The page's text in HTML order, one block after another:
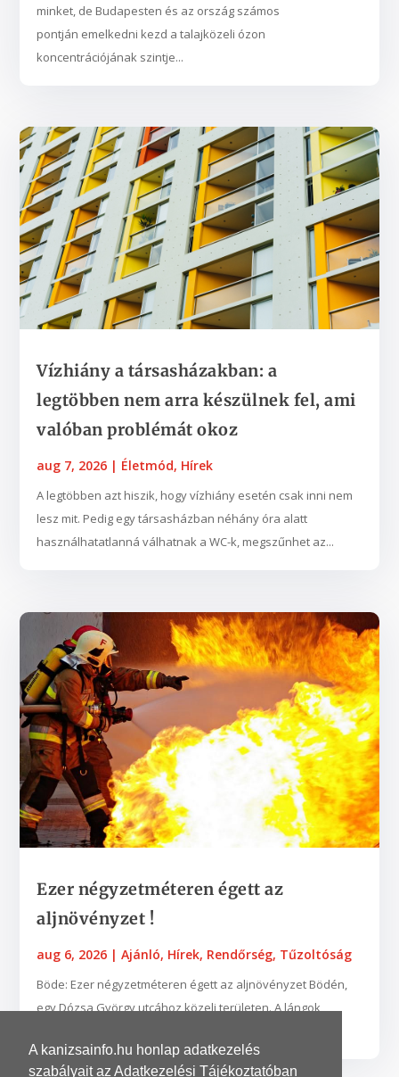
A kanizsainfo.hu honlap adatkezelés
szabályait az Adatkezelési Tájékoztatóban
minket, de Budapesten és az ország számos
pontján emelkedni kezd a talajközeli ózon
koncentrációjának szintje...
Vízhiány a társasházakban: a
legtöbben nem arra készülnek fel, ami
valóban problémát okoz
aug 7, 2026 | Életmód, Hírek
A legtöbben azt hiszik, hogy vízhiány esetén csak inni nem
lesz mit. Pedig egy társasházban néhány óra alatt
használhatatlanná válhatnak a WC-k, megszűnhet az...
Ezer négyzetméteren égett az
aljnövényzet !
aug 6, 2026 |Ajánló, Hírek, Rendőrség, Tűzoltóság
Böde: Ezer négyzetméteren égett az aljnövényzet Bödén,
egy Dózsa György utcához közeli területen. A lángok